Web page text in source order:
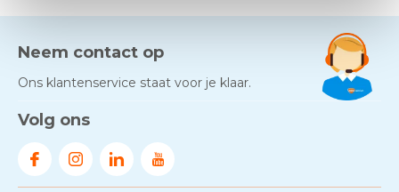
Neem contact op
Ons klantenservice staat voor je klaar.
Volg ons